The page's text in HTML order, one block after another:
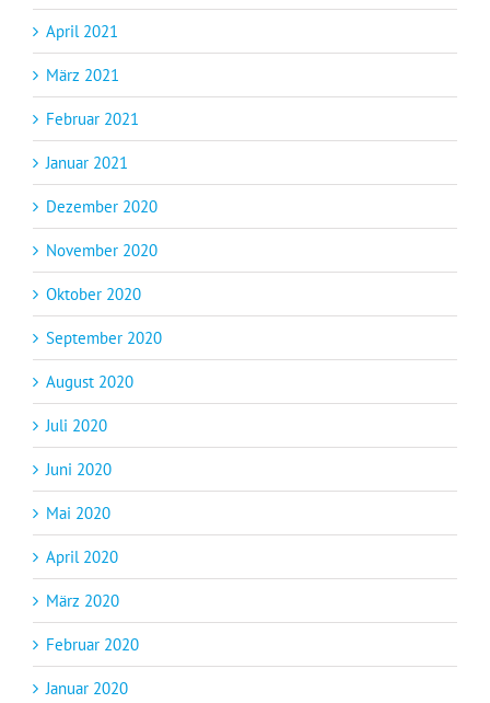
April 2021
März 2021
Februar 2021
Januar 2021
Dezember 2020
November 2020
Oktober 2020
September 2020
August 2020
Juli 2020
Juni 2020
Mai 2020
April 2020
März 2020
Februar 2020
Januar 2020